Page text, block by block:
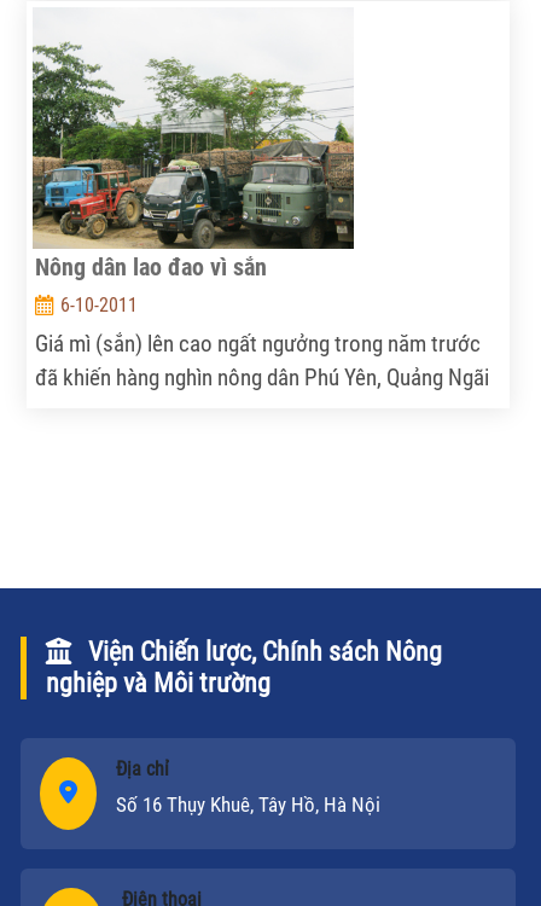
càphê Buôn Ma Thuột (Đắk Lắk).
Nông dân lao đao vì sắn
6-10-2011
Giá mì (sắn) lên cao ngất ngưởng trong năm trước
đã khiến hàng nghìn nông dân Phú Yên, Quảng Ngãi
Viện Chiến lược, Chính sách Nông
nghiệp và Môi trường
Địa chỉ
Số 16 Thụy Khuê, Tây Hồ, Hà Nội
Điện thoại